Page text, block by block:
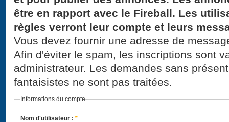
être en rapport avec le Fireball. Les
règles verront leur compte et leurs
Vous devez fournir une adresse de
Afin d'éviter le spam, les inscriptions sont
administrateur. Les demandes sans
fantaisistes ne sont pas traitées.
Informations du compte
Nom d'utilisateur : *